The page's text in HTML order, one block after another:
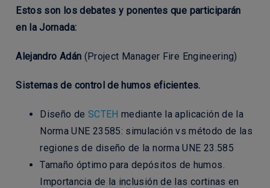
Estos son los debates y ponentes que participarán
en la Jornada:
Alejandro Adán (Project Manager Fire Engineering)
Sistemas de control de humos eficientes.
Diseño de SCTEH mediante la aplicación de la
Norma UNE 23585: simulación vs método de las
regiones de diseño de la norma UNE 23.585
Tamaño óptimo para depósitos de humos.
Importancia de la inclusión de las cortinas en